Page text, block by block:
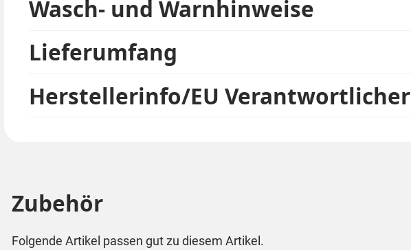
Wasch- und Warnhinweise
Lieferumfang
Herstellerinfo/EU Verantwortlicher
Zubehör
Folgende Artikel passen gut zu diesem Artikel.